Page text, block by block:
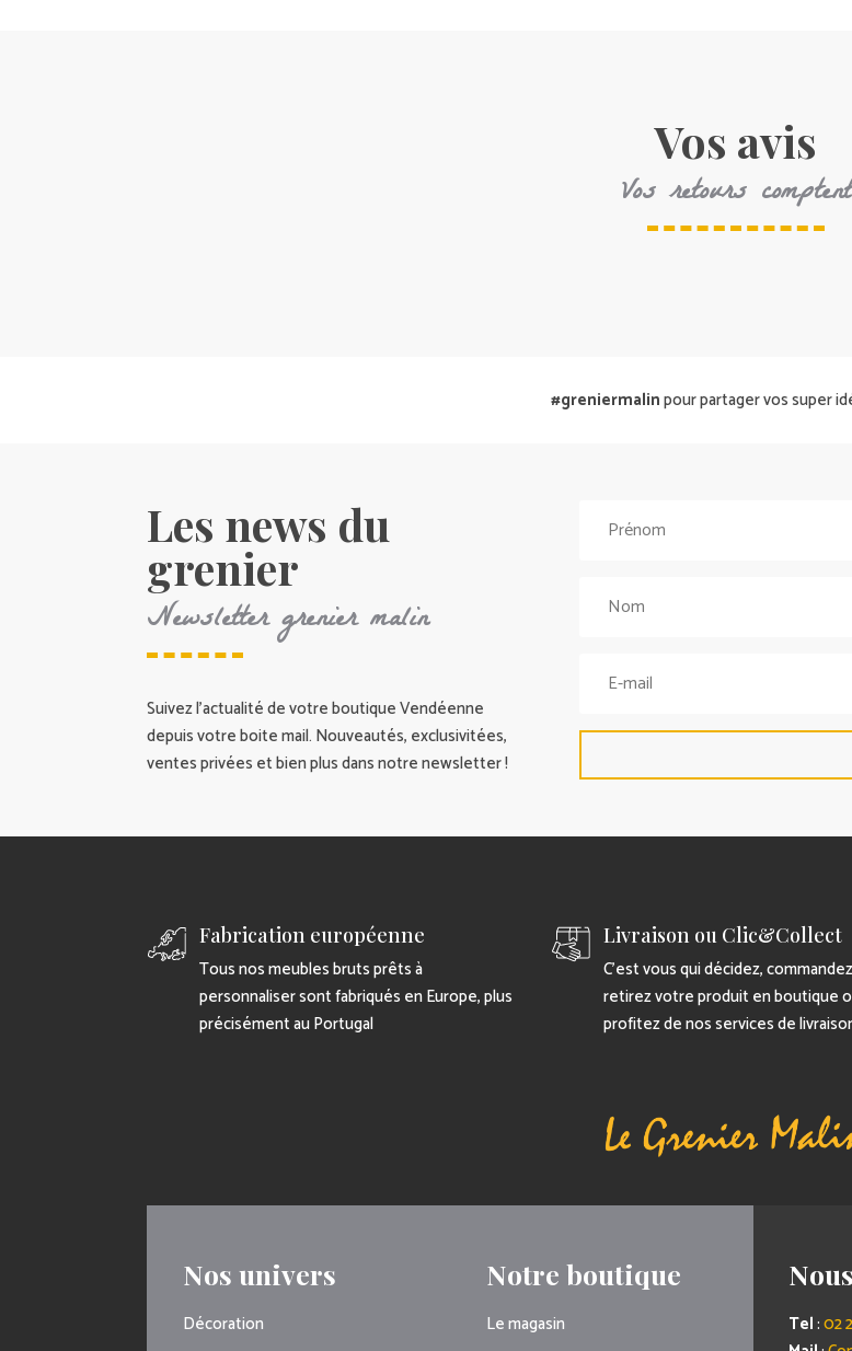
Vos avis
Vos retours comptent
#greniermalinpour partager vos super
Les news du
grenier
Newsletter grenier malin
Suivez l’actualité de votre boutique Vendéenne
depuis votre boite mail. Nouveautés, exclusivitées,
ventes privées et bien plus dans notre newsletter !
Fabrication européenne
Tous nos meubles bruts prêts à
personnaliser sont fabriqués en Europe, plus
précisément au Portugal
Livraison ou Clic&Collect
C’est vous qui décidez,
retirez votre produit en boutique
profitez de nos services de
Nos univers
Décoration
Notre boutique
Le magasin Tel:02